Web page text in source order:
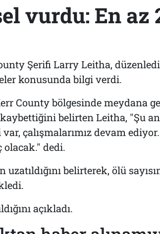
vurdu: En az
Şerifi Larry Leitha,
konusunda bilgi verdi.
County bölgesinde meydana
belirten Leitha, "Şu
çalışmalarımız devam
dedi.
belirterek, ölü
açıkladı.